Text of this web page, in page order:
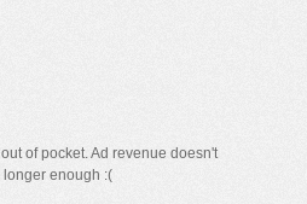
of pocket. Ad revenue doesn't
longer enough :(